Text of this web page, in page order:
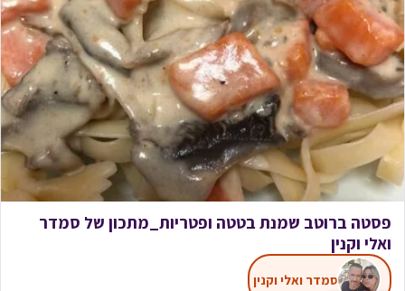
פסטה ברוטב שמנת בטטה ופטריות_מתכון של סמדר
ואלי וקנין
סמדר ואלי וקנין